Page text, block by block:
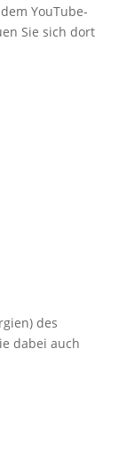
YouTube-
Sie sich dort
des
dabei auch